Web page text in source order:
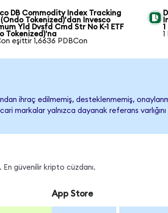
DB Commodity Index Tracking
(Ondo Tokenized)'dan Invesco
Yld Dvsfd Cmd Str No K-1 ETF
Tokenized)'na
eşittir 1,6636 PDBCon
ihraç edilmemiş, desteklenmemiş,
markalar yalnızca dayanak referans varlığını
güvenilir kripto cüzdanı.
App Store